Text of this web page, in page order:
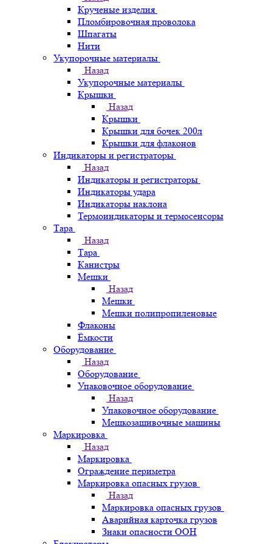
Крученые изделия
Пломбировочная проволока
Шпагаты
Нити
Укупорочные материалы
Назад
Укупорочные материалы
Крышки
Назад
Крышки
Крышки для бочек 200л
Крышки для флаконов
Индикаторы и регистраторы
Назад
Индикаторы и регистраторы
Индикаторы удара
Индикаторы наклона
Термоиндикаторы и термосенсоры
Тара
Назад
Тара
Канистры
Мешки
Назад
Мешки
Мешки полипропиленовые
Флаконы
Ёмкости
Оборудование
Назад
Оборудование
Упаковочное оборудование
Назад
Упаковочное оборудование
Мешкозашивочные машины
Маркировка
Назад
Маркировка
Ограждение периметра
Маркировка опасных грузов
Назад
Маркировка опасных грузов
Аварийная карточка грузов
Знаки опасности ООН